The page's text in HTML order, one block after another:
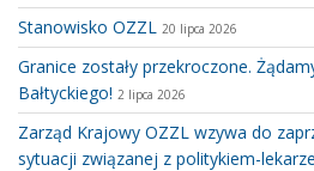
Stanowisko OZZL 20 lipca 2026
Granice zostały przekroczone.
Bałtyckiego! 2 lipca 2026
Zarząd Krajowy OZZL wzywa do
sytuacji związanej z politykiem-